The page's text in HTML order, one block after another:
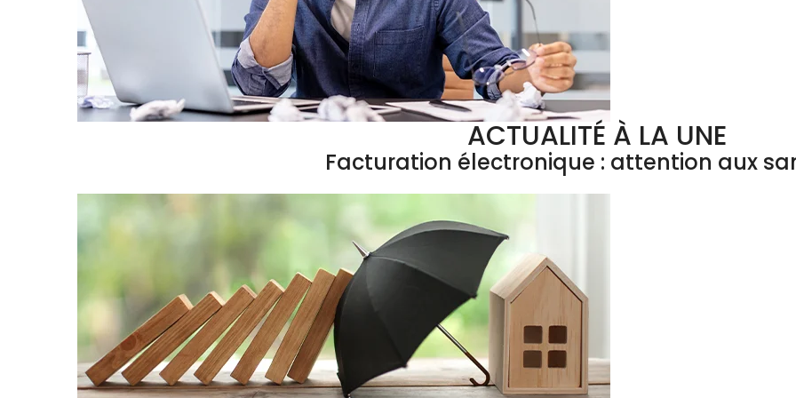
ACTUALITÉ À LA UNE
Facturation électronique : attention aux